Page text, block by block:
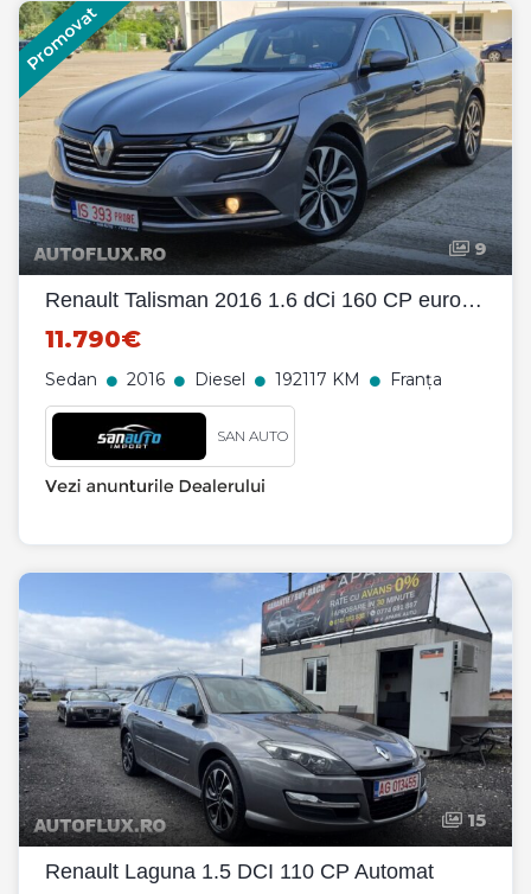
Promovat
9
Renault Talisman 2016 1.6 dCi 160 CP euro 6 automata
11.790€
Sedan 2016 Diesel 192117 KM Franța
SAN AUTO
15
Renault Laguna 1.5 DCI 110 CP Automat